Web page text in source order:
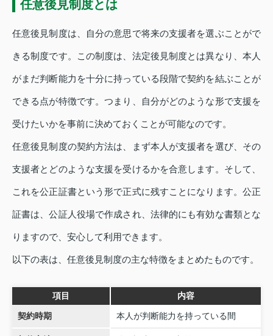
任意後見制度とは
任意後見制度は、自分の意思で将来の支援者を選ぶことがで
きる制度です。この制度は、法定後見制度とは異なり、本人
がまだ判断能力を十分に持っている段階で契約を結ぶことが
できる点が特徴です。つまり、自分がどのような形で支援を
受けたいかを事前に決めておくことが可能なのです。
任意後見制度の契約方法は、まず本人が支援者を選び、その
支援者とどのような支援を受けるかを合意します。そして、
これを公正証書という形で正式に残すことになります。公正
証書は、公証人役場で作成され、法律的にも有効な書類とな
りますので、安心して利用できます。
以下の表は、任意後見制度の主な特徴をまとめたものです。
項目 内容
契約時期 本人が判断能力を持っている間